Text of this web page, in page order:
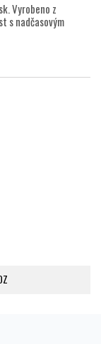
Vyrobeno z
s nadčasovým